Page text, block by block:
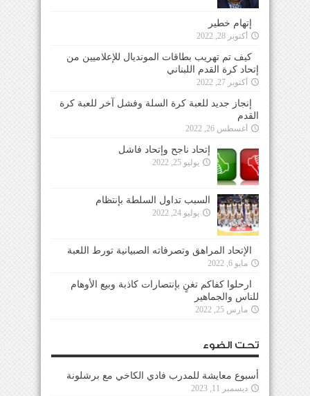
إتهام خطير
أكتوبر 28, 2022
كيف تم تهريب بطاقات المونديال للإعلاميين من
إتحاد كرة القدم اللبناني
أكتوبر 27, 2022
إنجاز جديد للعبة كرة السلة وفشل آخر للعبة كرة
القدم
أغسطس 26, 2022
إتحاد ناجح وإتحاد فاشل
يوليو 25, 2022
السبب تداول السلطة بإنتظام
يوليو 24, 2022
الإتحاد المراهق وتصرفاته الصبيانية تورط اللعبة
مايو 6, 2022
ارحلوا كفاكم تغنٍ بإنتصارات كاذبة وبيع الأوهام
للناس والجماهير
مارس 25, 2022
تحت الضوء
أسبوع معايشة للمدرب فادي الكاخي مع برشلونة
ديسمبر 11, 2023